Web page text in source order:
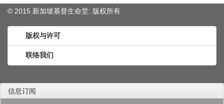
© 2015 新加坡基督生命堂. 版权所有
版权与许可
联络我们
信息订阅